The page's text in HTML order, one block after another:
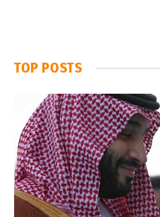
TOP POSTS